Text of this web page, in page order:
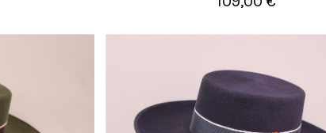
Añadir al carrito